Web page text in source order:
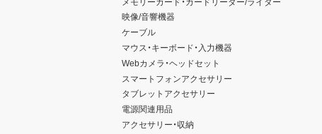
映像/音響機器
ケーブル
マウス・キーボード・入力機器
Webカメラ・ヘッドセット
スマートフォンアクセサリー
タブレットアクセサリー
電源関連用品
アクセサリー・収納